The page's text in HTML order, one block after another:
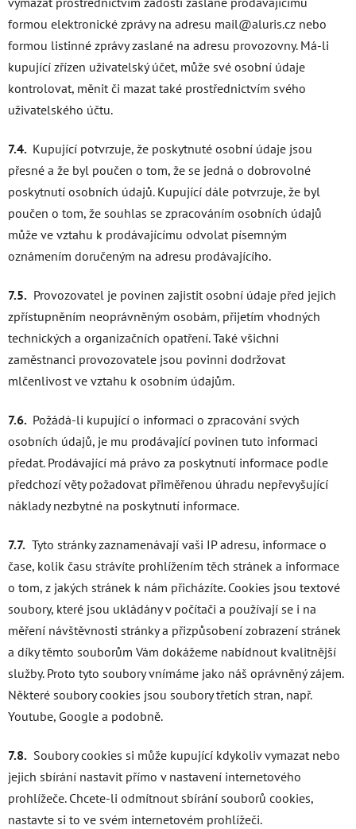
formou elektronické zprávy na adresu mail@aluris.cz nebo
formou listinné zprávy zaslané na adresu provozovny. Má-li
kupující zřízen uživatelský účet, může své osobní údaje
kontrolovat, měnit či mazat také prostřednictvím svého
uživatelského účtu.
7.4. Kupující potvrzuje, že poskytnuté osobní údaje jsou
přesné a že byl poučen o tom, že se jedná o dobrovolné
poskytnutí osobních údajů. Kupující dále potvrzuje, že byl
poučen o tom, že souhlas se zpracováním osobních údajů
může ve vztahu k prodávajícímu odvolat písemným
oznámením doručeným na adresu prodávajícího.
7.5. Provozovatel je povinen zajistit osobní údaje před jejich
zpřístupněním neoprávněným osobám, přijetím vhodných
technických a organizačních opatření. Také všichni
zaměstnanci provozovatele jsou povinni dodržovat
mlčenlivost ve vztahu k osobním údajům.
7.6. Požádá-li kupující o informaci o zpracování svých
osobních údajů, je mu prodávající povinen tuto informaci
předat. Prodávající má právo za poskytnutí informace podle
předchozí věty požadovat přiměřenou úhradu nepřevyšující
náklady nezbytné na poskytnutí informace.
7.7. Tyto stránky zaznamenávají vaši IP adresu, informace o
čase, kolik času strávíte prohlížením těch stránek a informace
o tom, z jakých stránek k nám přicházíte. Cookies jsou textové
soubory, které jsou ukládány v počítači a používají se i na
měření návštěvnosti stránky a přizpůsobení zobrazení stránek
a díky těmto souborům Vám dokážeme nabídnout kvalitnější
služby. Proto tyto soubory vnímáme jako náš oprávněný zájem.
Některé soubory cookies jsou soubory třetích stran, např.
Youtube, Google a podobně.
7.8. Soubory cookies si může kupující kdykoliv vymazat nebo
jejich sbírání nastavit přímo v nastavení internetového
prohlížeče. Chcete-li odmítnout sbírání souborů cookies,
nastavte si to ve svém internetovém prohlížeči.